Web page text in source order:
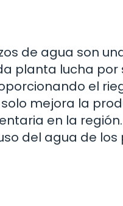
de agua son
planta lucha por
el
mejora la
en la
del agua de